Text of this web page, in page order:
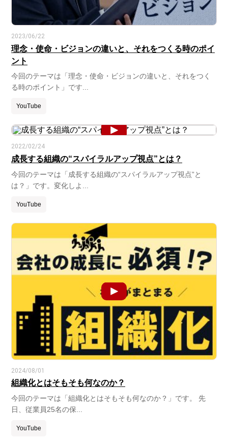
2023/06/22
理念・使命・ビジョンの違いと、それをつくる時のポイ
ント
今回のテーマは「理念・使命・ビジョンの違いと、それをつく
る時のポイント」です...
YouTube
2022/02/24
成長する組織の“スパイラルアップ視点”とは？
今回のテーマは「成長する組織の“スパイラルアップ視点”と
は？」です。変化しよ...
YouTube
2024/08/01
組織化とはそもそも何なのか？
今回のテーマは「組織化とはそもそも何なのか？」です。 先
日、従業員25名の保...
YouTube